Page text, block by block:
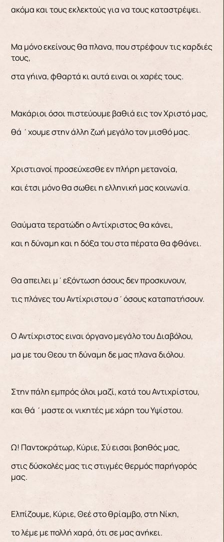
ακόμα και τους εκλεκτούς για να τους καταστρέψει.
Μα μόνο εκείνους θα πλανα, που στρέφουν τις καρδιές
τους,
στα γήινα, φθαρτά κι αυτά ειναι οι χαρές τους.
Μακάριοι όσοι πιστεύουμε βαθιά εις τον Χριστό μας,
θά ΄χουμε στην άλλη ζωή μεγάλο τον μισθό μας.
Χριστιανοί προσεύχεσθε εν πλήρη μετανοία,
και έτσι μόνο θα σωθει η ελληνική μας κοινωνία.
Θαύματα τερατώδη ο Αντίχριστος θα κάνει,
και η δύναμη και η δόξα του στα πέρατα θα φθάνει.
Θα απειλει μ΄εξόντωση όσους δεν προσκυνουν,
τις πλάνες του Αντίχριστου σ΄όσους καταπατήσουν.
Ο Αντίχριστος ειναι όργανο μεγάλο του Διαβόλου,
μα με του Θεου τη δύναμη δε μας πλανα διόλου.
Στην πάλη εμπρός όλοι μαζί, κατά του Αντιχρίστου,
και θά ΄μαστε οι νικητές με χάρη του Υψίστου.
Ω! Παντοκράτωρ, Κύριε, Σύ εισαι βοηθός μας,
στις δύσκολές μας τις στιγμές θερμός παρήγορός
μας.
Ελπίζουμε, Κύριε, Θεέ στο θρίαμβο, στη Νίκη,
το λέμε με πολλή χαρά, ότι σε μας ανήκει.